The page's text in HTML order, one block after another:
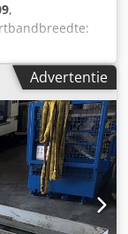
,
Type machine/
Technik
mm - 1150 mm
480
Advertentie